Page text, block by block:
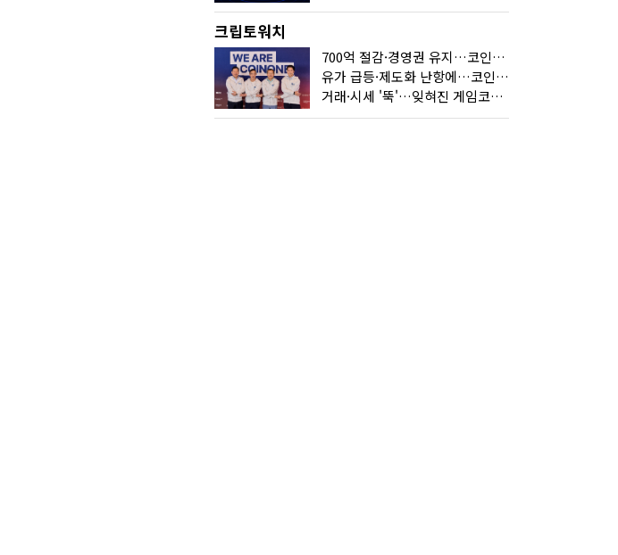
크립토워치
700억 절감·경영권 유지…코인원의 '영리한 딜'
유가 급등·제도화 난항에…코인 또 '멈칫'
거래·시세 '뚝'…잊혀진 게임코인들